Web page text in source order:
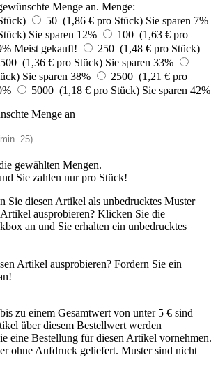
Menge an. Menge:
50 (1,86 € pro Stück) Sie sparen 7%
Sie sparen 12%
100 (1,63 € pro
Meist gekauft!
250 (1,48 € pro Stück)
500 (1,36 € pro Stück) Sie sparen 33%
Sie sparen 38%
2500 (1,21 € pro
5000 (1,18 € pro Stück) Sie sparen 42%
Menge an
gewählten Mengen.
Sie zahlen nurpro Stück!
Sie diesen Artikel als unbedrucktes Muster
ausprobieren? Klicken Sie die
an und Sie erhalten ein unbedrucktes
Artikel ausprobieren? Fordern Sie ein
zu einem Gesamtwert von unter 5 € sind
über diesem Bestellwert werden
eine Bestellung für diesen Artikel vornehmen.
ohne Aufdruck geliefert. Muster sind nicht